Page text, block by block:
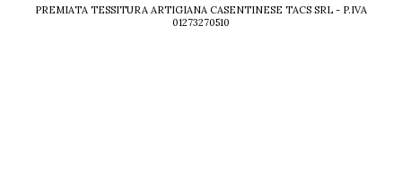
PREMIATA TESSITURA ARTIGIANA CASENTINESE TACS SRL - P.IVA
01273270510